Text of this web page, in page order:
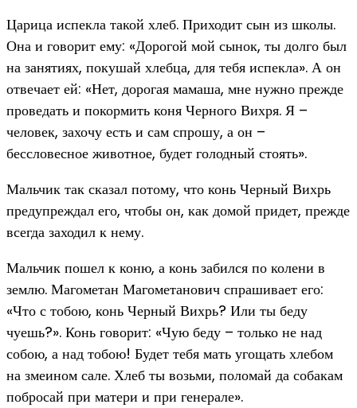
Царица испекла такой хлеб. Приходит сын из школы.
Она и говорит ему: «Дорогой мой сынок, ты долго был
на занятиях, покушай хлебца, для тебя испекла». А он
отвечает ей: «Нет, дорогая мамаша, мне нужно прежде
проведать и покормить коня Черного Вихря. Я –
человек, захочу есть и сам спрошу, а он –
бессловесное животное, будет голодный стоять».
Мальчик так сказал потому, что конь Черный Вихрь
предупреждал его, чтобы он, как домой придет, прежде
всегда заходил к нему.
Мальчик пошел к коню, а конь забился по колени в
землю. Магометан Магометанович спрашивает его:
«Что с тобою, конь Черный Вихрь? Или ты беду
чуешь?». Конь говорит: «Чую беду – только не над
собою, а над тобою! Будет тебя мать угощать хлебом
на змеином сале. Хлеб ты возьми, поломай да собакам
побросай при матери и при генерале».